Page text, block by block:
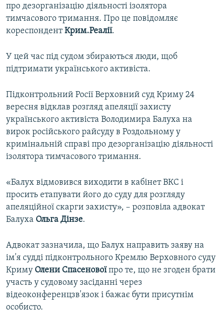
про дезорганізацію діяльності ізолятора
тимчасового тримання. Про це повідомляє
кореспондентКрим.Реалії.
У цей час під судом збираються люди, щоб
підтримати українського активіста.
Підконтрольний Росії Верховний суд Криму 24
вересня відклав розгляд апеляції захисту
українського активіста Володимира Балуха на
вирок російського райсуду в Роздольному у
кримінальній справі про дезорганізацію діяльності
ізолятора тимчасового тримання.
«Балух відмовився виходити в кабінет ВКС і
просить етапувати його до суду для розгляду
апеляційної скарги захисту», – розповіла адвокат
Балуха Ольга Дінзе.
Адвокат зазначила, що Балух направить заяву на
ім'я судді підконтрольного Кремлю Верховного суду
Криму Олени Спасеновоїпро те, що не згоден брати
участь у судовому засіданні через
відеоконференцзв'язок і бажає бути присутнім
особисто.